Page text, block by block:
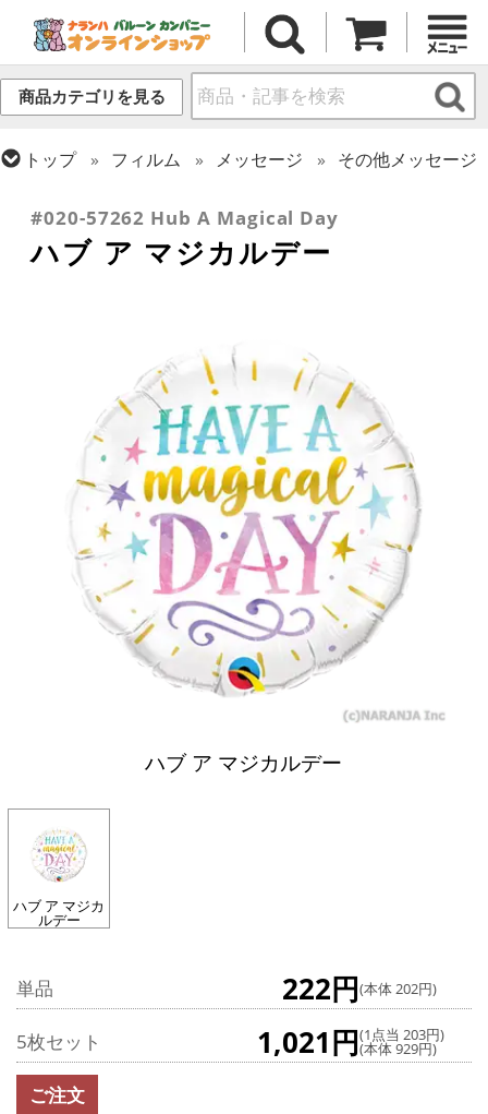
商品カテゴリを見る
トップ フィルム メッセージ
その他メッセージ
#020-57262 Hub A Magical Day
ハブ ア マジカルデー
ハブ ア マジカルデー
ハブ ア マジカ
ルデー
単品 222円(本体 202円)
5枚セット 1,021円(1点当 203円)
(本体 929円)
ご注文